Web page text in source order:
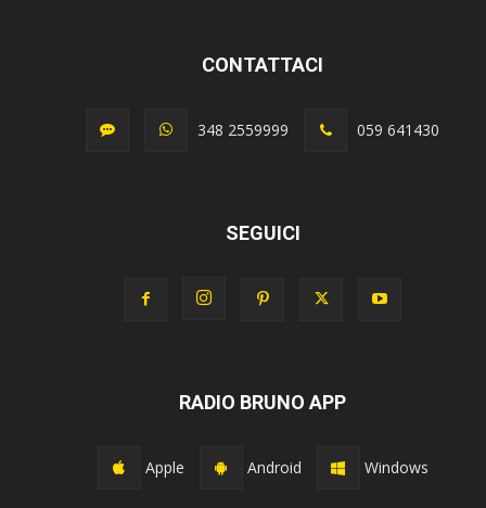
CONTATTACI
348 2559999 059 641430
SEGUICI
RADIO BRUNO APP
Apple Android Windows